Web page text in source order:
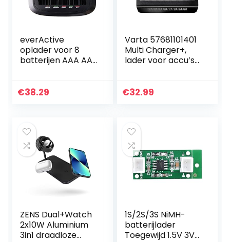
everActive
oplader voor 8
batterijen AAA AA
volautomatisch,
€38.29
Varta 57681101401
Multi Charger+,
lader voor accu’s
laden via
€32.99
ZENS Dual+Watch
2x10W Aluminium
3in1 draadloze
1S/2S/3S NiMH-
batterijlader
Toegewijd 1.5V 3V